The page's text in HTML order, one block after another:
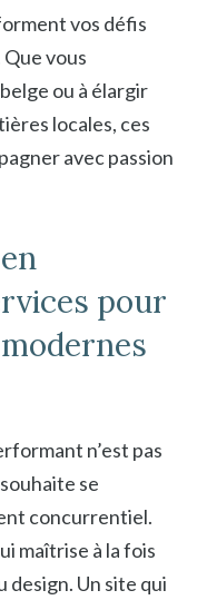
vos défis
vous
ou à élargir
locales, ces
avec passion
pour
n’est pas
se
concurrentiel.
maîtrise à la fois
design. Un site qui